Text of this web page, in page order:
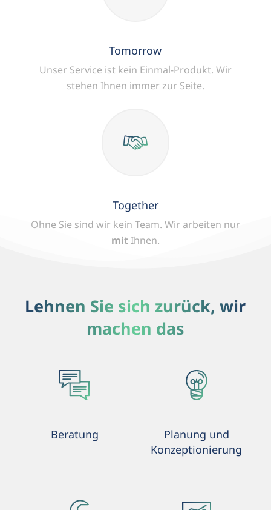
Tomorrow
Unser Service ist kein Einmal-Produkt. Wir
stehen Ihnen immer zur Seite.
Together
Ohne Sie sind wir kein Team. Wir arbeiten nur
mitIhnen.
Lehnen Sie sich zurück, wir
machen das
Beratung
Planung und
Konzeptionierung